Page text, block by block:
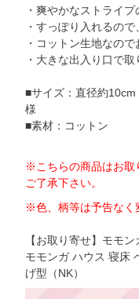
・爽やかなストライ
・すっぽり入れるので
・コットン生地なので
・大きな出入り口で
■サイズ：直径約
様
■素材：コットン
※こちらの商品はお取
ご了承下さい。
※色、柄等は予告なく
【お取り寄せ】モモ
モモンガ ハウス 寝床
げ型（NK）